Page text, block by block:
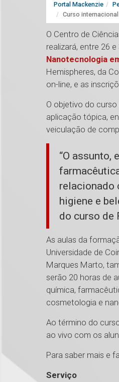
Portal Mackenzie
Curso
O Centro de
realizará, entre 26
Nanotecnologia
Hemispheres, da
on-line, e as
O objetivo do
aplicação tópica,
veiculação de
“O assunto,
relacionado
higiene e
do curso de
As aulas da
Universidade de
Marques Marto,
serão 20 horas de
química,
cosmetologia e
Ao término do
ao vivo com os
Para saber mais e
Serviço